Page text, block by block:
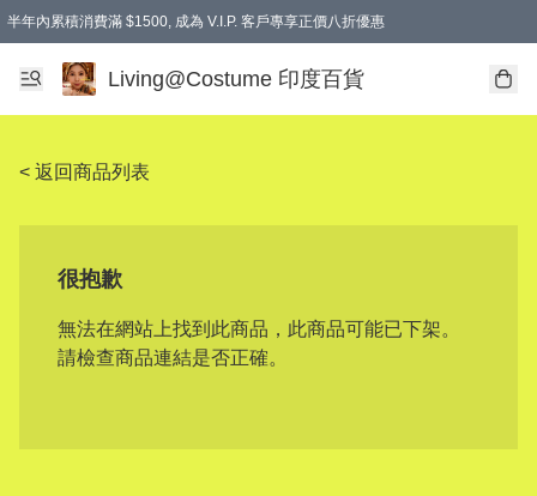
半年內累積消費滿 $1500, 成為 V.I.P. 客戶專享正價八折優惠
滿$600免本地運費
Living@Costume 印度百貨
< 返回商品列表
很抱歉
無法在網站上找到此商品，此商品可能已下架。
請檢查商品連結是否正確。